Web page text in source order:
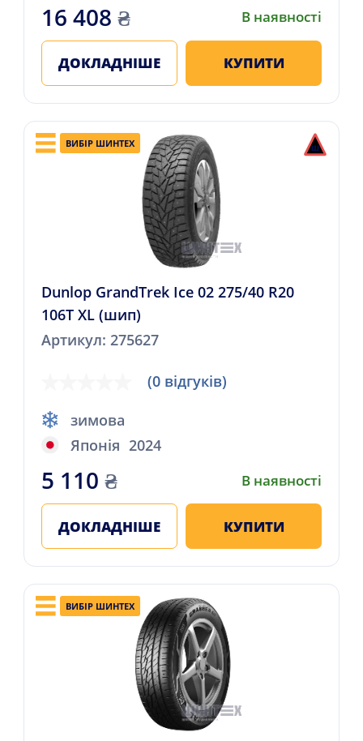
16 408 ₴ В наявності
ДОКЛАДНІШЕ КУПИТИ
ВИБІР ШИНТЕХ
Dunlop GrandTrek Ice 02 275/40 R20
106T XL (шип)
Артикул: 275627
(0 відгуків)
зимова
Японія 2024
5 110 ₴ В наявності
ДОКЛАДНІШЕ КУПИТИ
ВИБІР ШИНТЕХ